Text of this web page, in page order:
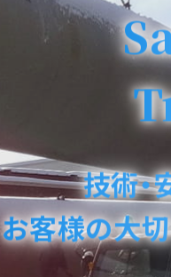
技術・
お客様の大